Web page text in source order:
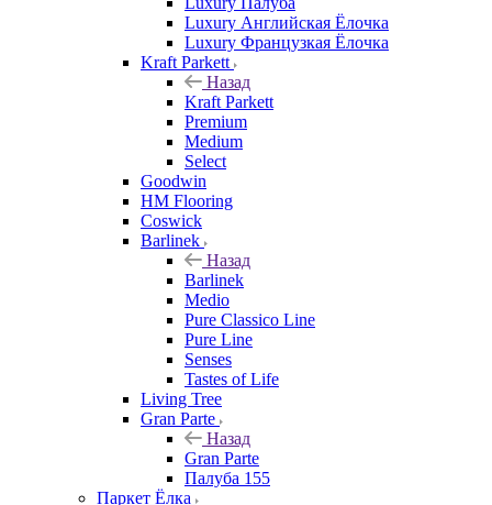
Luxury Английская Ёлочка
Luxury Французкая Ёлочка
Kraft Parkett
Назад
Kraft Parkett
Premium
Medium
Select
Goodwin
HM Flooring
Coswick
Barlinek
Назад
Barlinek
Medio
Pure Classico Line
Pure Line
Senses
Tastes of Life
Living Tree
Gran Parte
Назад
Gran Parte
Палуба 155
Паркет Ёлка